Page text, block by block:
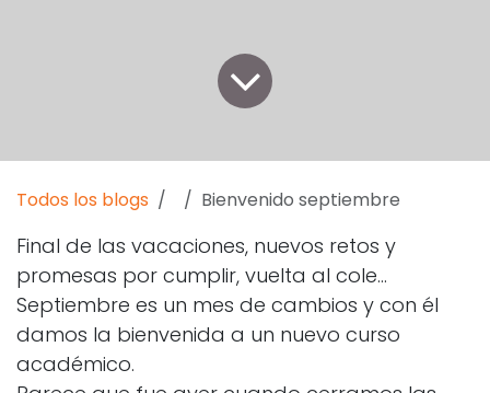
Todos los blogs Bienvenido septiembre
Final de las vacaciones, nuevos retos y
promesas por cumplir, vuelta al cole...
Septiembre es un mes de cambios y con él
damos la bienvenida a un nuevo curso
académico.